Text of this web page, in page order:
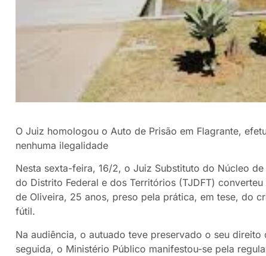
O Juiz homologou o Auto de Prisão em Flagrante,
nenhuma ilegalidade
Nesta sexta-feira, 16/2, o Juiz Substituto do Núcleo
do Distrito Federal e dos Territórios (TJDFT)
de Oliveira, 25 anos, preso pela prática, em tese, do
fútil.
Na audiência, o autuado teve preservado o seu
seguida, o Ministério Público manifestou-se pela